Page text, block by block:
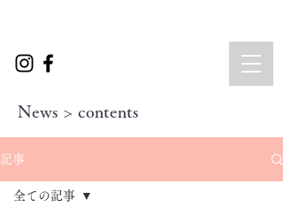
News > contents
記事
全ての記事